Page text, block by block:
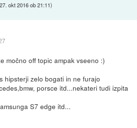
27. okt 2016 ob 21:11)
močno off topic ampak vseeno :)
hipsterji zelo bogati in ne furajo
porsce itd...nekateri tudi izpita
S7 edge itd...